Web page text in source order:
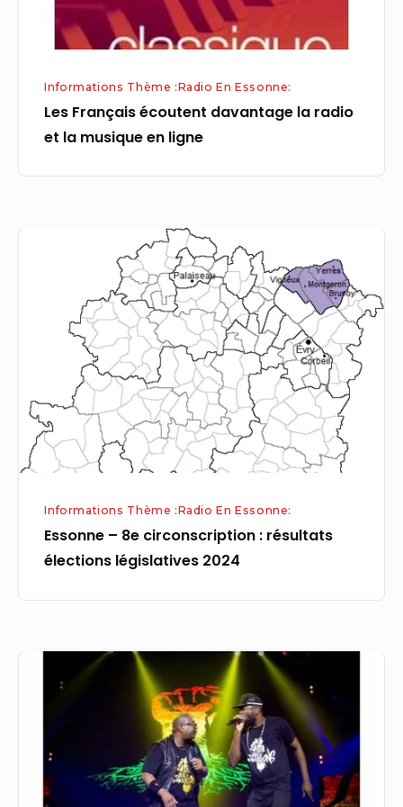
musique
Informations Thème :Radio En Essonne:
Les Français écoutent davantage la radio
et la musique en ligne
circonscription
résultats
élections
législatives
2024
Informations Thème :Radio En Essonne:
Essonne – 8e circonscription : résultats
élections législatives 2024
jazz,